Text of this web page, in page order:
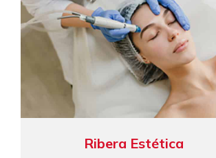
Ribera Estética